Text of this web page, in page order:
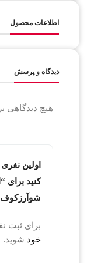
اطلاعات محصول
دیدگاه و پرسش
هیچ دیدگاهی
اولین
کنید
شوآرزکوف Extra Texture got2b”
برای ثبت
خود شوید.